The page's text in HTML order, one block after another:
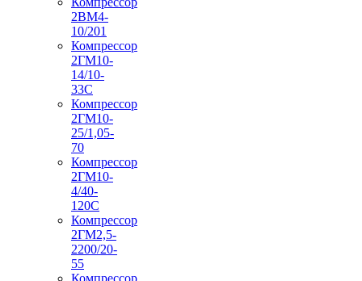
2ВМ4-
10/201
Компрессор
2ГМ10-
14/10-
33С
Компрессор
2ГМ10-
25/1,05-
70
Компрессор
2ГМ10-
4/40-
120С
Компрессор
2ГМ2,5-
2200/20-
55
Компрессор